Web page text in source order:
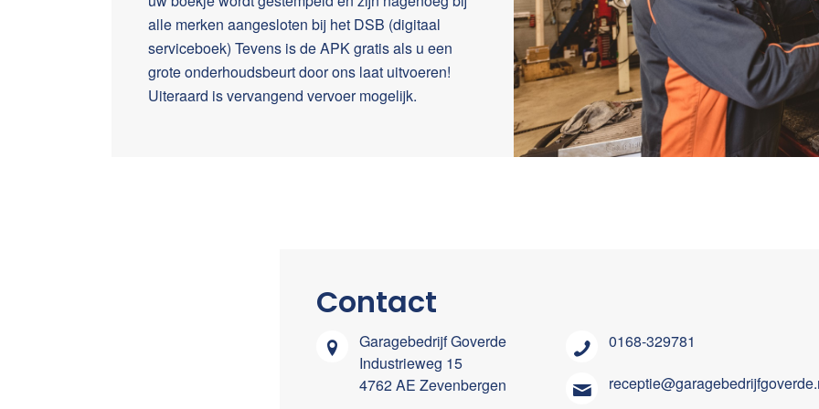
alle merken aangesloten bij het DSB (digitaal
serviceboek) Tevens is de APK gratis als u een
grote onderhoudsbeurt door ons laat uitvoeren!
Uiteraard is vervangend vervoer mogelijk.
Contact
Garagebedrijf Goverde
Industrieweg 15
4762 AE Zevenbergen
0168-329781